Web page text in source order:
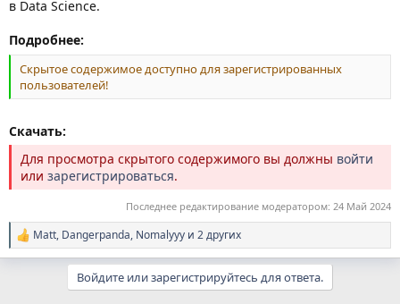
в Data Science.
Подробнее:
Скрытое содержимое доступно для зарегистрированных
пользователей!
Скачать:
Для просмотра скрытого содержимого вы должны войти
или зарегистрироваться.
Последнее редактирование модератором: 24 Май 2024
Р
е
Matt, Dangerpanda, Nomalyyy и 2 других
Войдите или зарегистрируйтесь для ответа.